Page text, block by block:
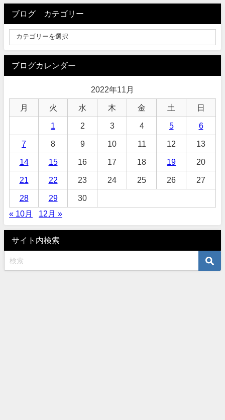
ブログ カテゴリー
ブログカレンダー
2022年11月
月 火 水 木 金 土 日
1 2 3 4 5 6
7 8 9 10 11 12 13
14 15 16 17 18 19 20
21 22 23 24 25 26 27
28 29
30
« 10月
12月 »
サイト内検索